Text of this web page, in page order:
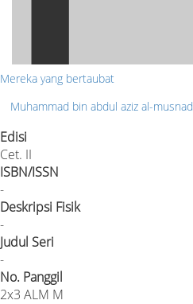
Mereka yang bertaubat
Muhammad bin abdul aziz al-musnad
Edisi
Cet. II
ISBN/ISSN
-
Deskripsi Fisik
-
Judul Seri
-
No. Panggil
2x3 ALM M